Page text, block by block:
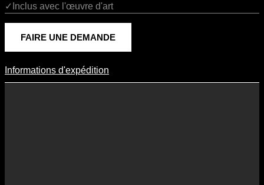
✓Inclus avec l'œuvre d'art
FAIRE UNE DEMANDE
Informations D'expédition
Informations d'expédition